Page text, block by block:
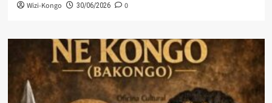
Wizi-Kongo 30/06/2026 0